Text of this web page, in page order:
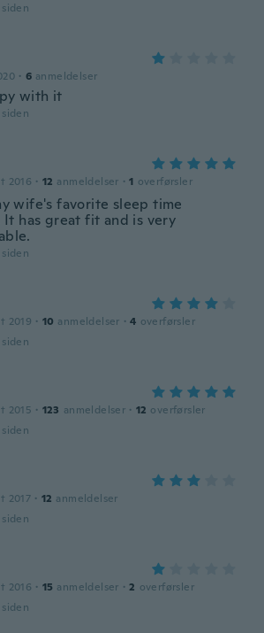
· 6 anmeldelser
with it
2016 · 12 anmeldelser · 1 overførsler
wife's favorite sleep time
has great fit and is very
2019 · 10 anmeldelser · 4 overførsler
2015 · 123 anmeldelser · 12 overførsler
2017 · 12 anmeldelser
2016 · 15 anmeldelser · 2 overførsler